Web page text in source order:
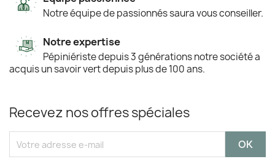
Notre équipe de passionnés saura vous conseiller.
Notre expertise
Pépiniériste depuis 3 générations notre société a
acquis un savoir vert depuis plus de 100 ans.
Recevez nos offres spéciales